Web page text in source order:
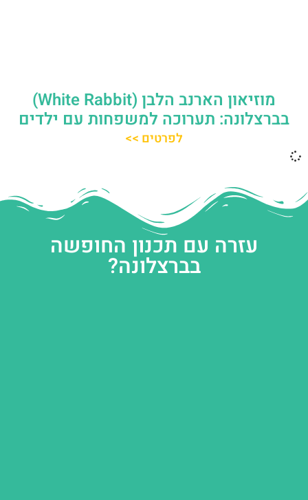
מוזיאון הארנב הלבן (White Rabbit)
בברצלונה: תערוכה למשפחות עם ילדים
לפרטים >>
עזרה עם תכנון החופשה
בברצלונה?